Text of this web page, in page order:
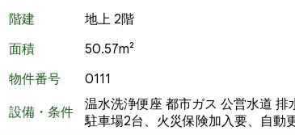
階建
地上 2階
面積
50.57m²
物件番号
0111
設備・条件 温水洗浄便座 都市ガス 公営水道 排
駐車場2台、火災保険加入要、自動